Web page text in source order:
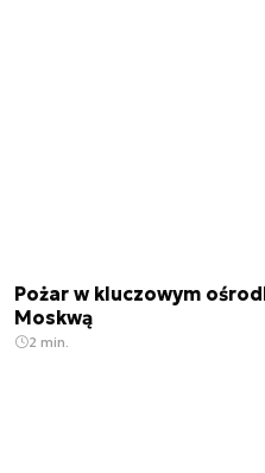
Pożar w kluczowym
Moskwą
2 min.